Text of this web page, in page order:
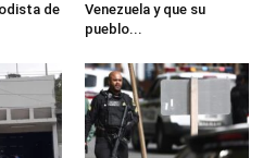
de
Venezuela y que su
pueblo...